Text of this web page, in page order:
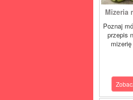
Mizeria
Poznaj
przepis